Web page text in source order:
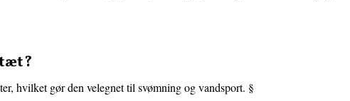
hvilket gør den velegnet til svømning og vandsport. §